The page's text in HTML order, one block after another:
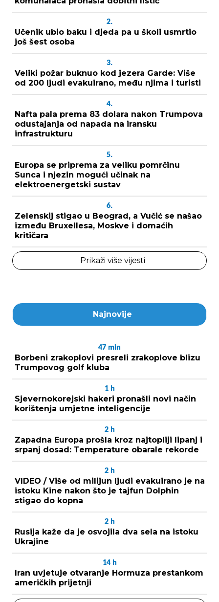
2.
Učenik ubio baku i djeda pa u školi usmrtio
još šest osoba
3.
Veliki požar buknuo kod jezera Garde: Više
od 200 ljudi evakuirano, među njima i turisti
4.
Nafta pala prema 83 dolara nakon Trumpova
odustajanja od napada na iransku
infrastrukturu
5.
Europa se priprema za veliku pomrčinu
Sunca i njezin mogući učinak na
elektroenergetski sustav
6.
Zelenskij stigao u Beograd, a Vučić se našao
između Bruxellesa, Moskve i domaćih
kritičara
Prikaži više vijesti
Najnovije
47 min
Borbeni zrakoplovi presreli zrakoplove blizu
Trumpovog golf kluba
1 h
Sjevernokorejski hakeri pronašli novi način
korištenja umjetne inteligencije
2 h
Zapadna Europa prošla kroz najtopliji lipanj i
srpanj dosad: Temperature obarale rekorde
2 h
VIDEO / Više od milijun ljudi evakuirano je na
istoku Kine nakon što je tajfun Dolphin
stigao do kopna
2 h
Rusija kaže da je osvojila dva sela na istoku
Ukrajine
14 h
Iran uvjetuje otvaranje Hormuza prestankom
američkih prijetnji